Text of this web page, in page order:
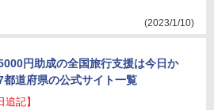
(2023/1/10)
円助成の全国旅行支援は今日か
道府県の公式サイト一覧
追記】